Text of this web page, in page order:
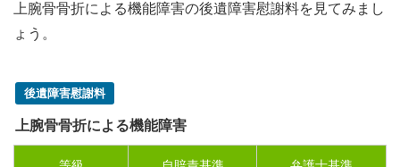
上腕骨骨折による機能障害の後遺障害慰謝料を見てみまし
ょう。
後遺障害慰謝料
上腕骨骨折による機能障害